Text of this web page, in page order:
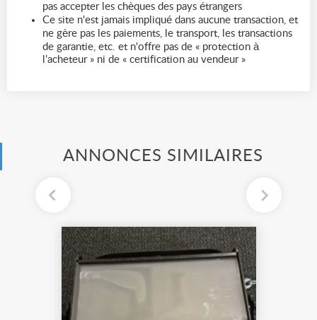
pas accepter les chèques des pays étrangers
Ce site n'est jamais impliqué dans aucune transaction, et
ne gère pas les paiements, le transport, les transactions
de garantie, etc. et n'offre pas de « protection à
l’acheteur » ni de « certification au vendeur »
ANNONCES SIMILAIRES